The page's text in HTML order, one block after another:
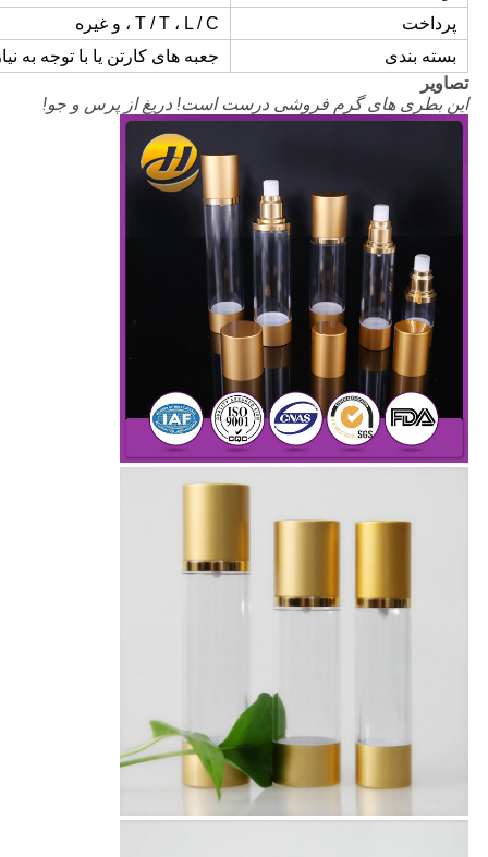
پرداخت
T / T ، L / C ، و غیره
بسته بندی
جعبه های کارتن یا با توجه به
تصاویر
این بطری های گرم فروشی درست است! دریغ از پرس و جو!